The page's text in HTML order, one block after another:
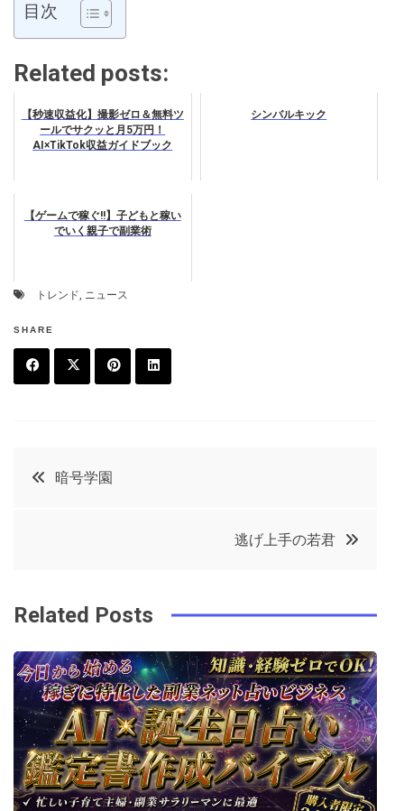
目次
Related posts:
【秒速収益化】撮影ゼロ＆無料ツ
ールでサクッと月5万円！
AI×TikTok収益ガイドブック
シンバルキック
【ゲームで稼ぐ!!】子どもと稼い
でいく親子で副業術
トレンド, ニュース
SHARE
k
t
e
t
投
ビ
ゲ
ー
シ
暗号学園
逃げ上手の若君
Related Posts